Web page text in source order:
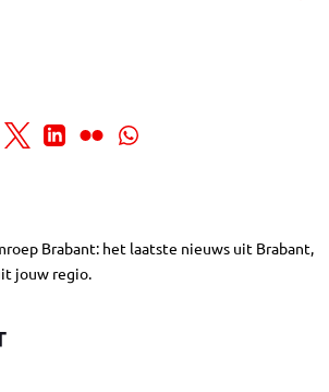
Brabant: het laatste nieuws uit Brabant,
jouw regio.